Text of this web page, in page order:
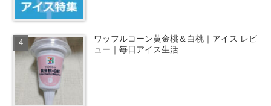
ワッフルコーン黄金桃＆白桃｜アイス レビ
ュー｜毎日アイス生活